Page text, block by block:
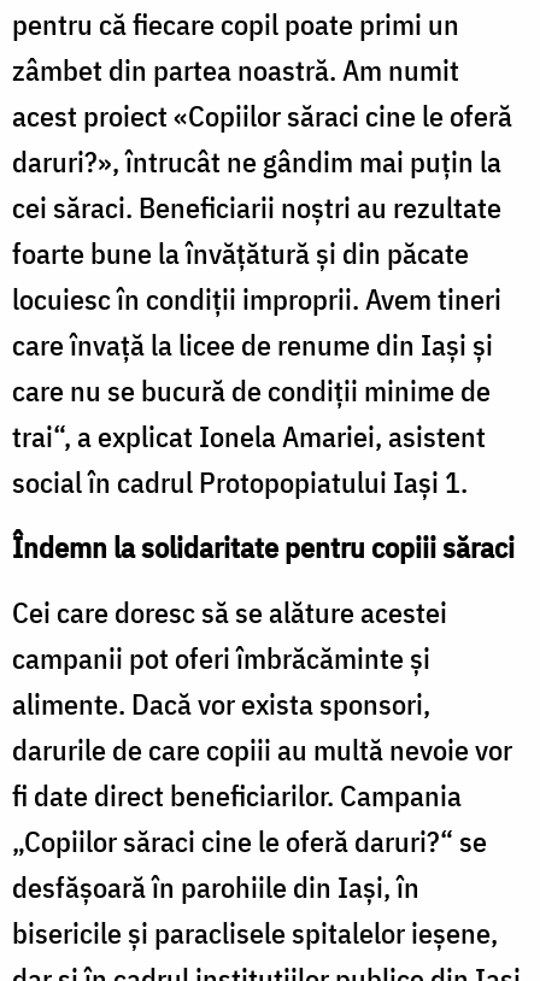
pentru că fiecare copil poate primi un
zâmbet din partea noastră. Am numit
acest proiect «Copiilor săraci cine le oferă
daruri?», întrucât ne gândim mai puţin la
cei săraci. Beneficiarii noştri au rezultate
foarte bune la învăţătură şi din păcate
locuiesc în condiţii improprii. Avem tineri
care învaţă la licee de renume din Iaşi şi
care nu se bucură de condiţii minime de
trai“, a explicat Ionela Amariei, asistent
social în cadrul Protopopiatului Iaşi 1.
Îndemn la solidaritate pentru copiii săraci
Cei care doresc să se alăture acestei
campanii pot oferi îmbrăcăminte şi
alimente. Dacă vor exista sponsori,
darurile de care copiii au multă nevoie vor
fi date direct beneficiarilor. Campania
„Copiilor săraci cine le oferă daruri?“ se
desfăşoară în parohiile din Iaşi, în
bisericile şi paraclisele spitalelor ieşene,